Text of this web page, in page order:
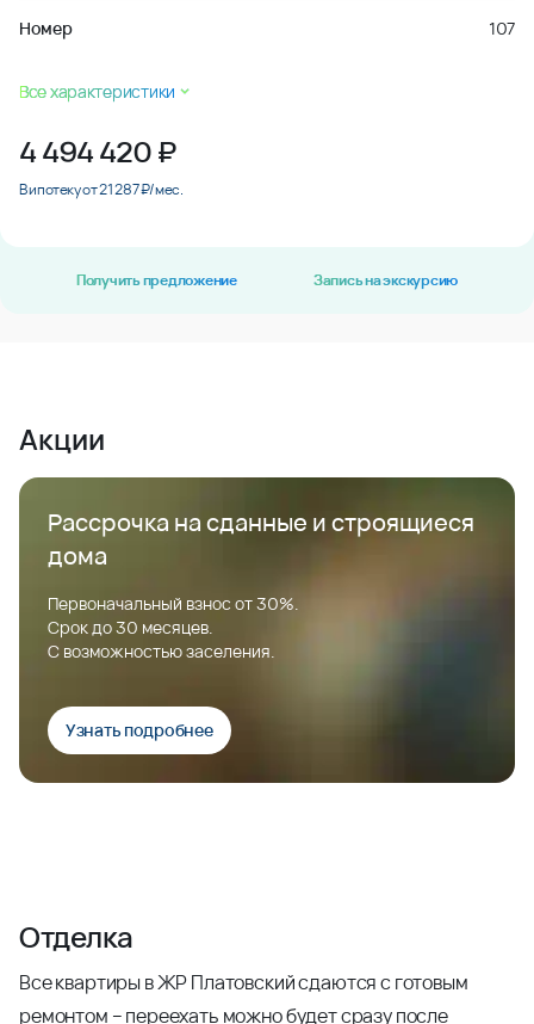
Номер 107
Все характеристики
4 494 420₽
В ипотеку от 21 287 ₽/мес.
Получить предложение Запись на экскурсию
Акции
Рассрочка на сданные и строящиеся
дома
Первоначальный взнос от 30%.
Срок до 30 месяцев.
С возможностью заселения.
Узнать подробнее
Отделка
Все квартиры в ЖР Платовский сдаются с готовым
ремонтом – переехать можно будет сразу после